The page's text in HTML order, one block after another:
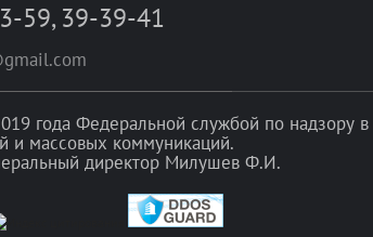
59, 39-39-41
года Федеральной службой по надзору в
и массовых коммуникаций.
директор Милушев Ф.И.